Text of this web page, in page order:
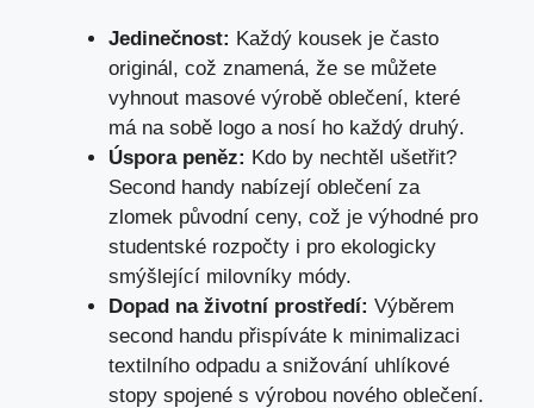
Jedinečnost: Každý ⁢kousek ​je často
originál, ‍což znamená,⁢ že se můžete
vyhnout⁤ masové výrobě oblečení, které
má na sobě logo a nosí ho‌ každý druhý.
Úspora peněz: Kdo by nechtěl⁢ ušetřit?‌
Second ‍handy nabízejí oblečení za
zlomek původní ceny, což‌ je výhodné pro
studentské rozpočty i pro ekologicky⁣
smýšlející milovníky módy.
Dopad na ​životní prostředí: Výběrem⁢
second handu přispíváte k minimalizaci
textilního‍ odpadu a snižování uhlíkové
stopy ⁢spojené s⁣ výrobou nového‍ oblečení.